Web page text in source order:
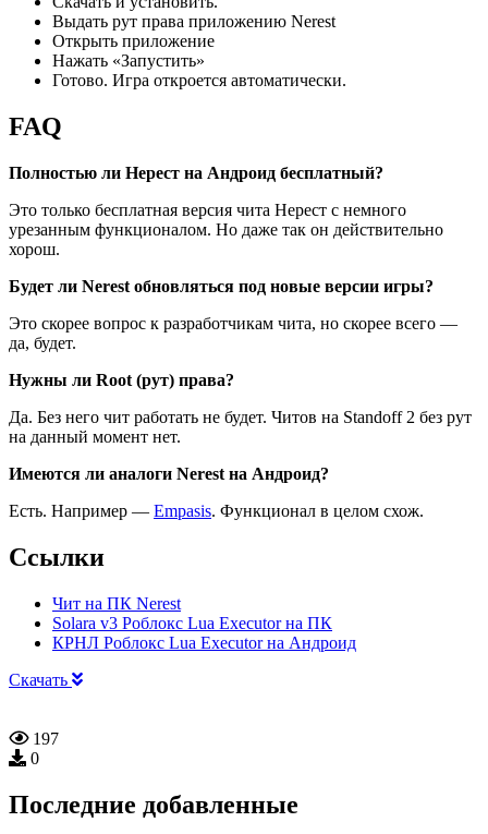
Выдать рут права приложению Nerest
Открыть приложение
Нажать «Запустить»
Готово. Игра откроется автоматически.
FAQ
Полностью ли Нерест на Андроид бесплатный?
Это только бесплатная версия чита Нерест с немного
урезанным функционалом. Но даже так он действительно
хорош.
Будет ли Nerest обновляться под новые версии игры?
Это скорее вопрос к разработчикам чита, но скорее всего —
да, будет.
Нужны ли Root (рут) права?
Да. Без него чит работать не будет. Читов на Standoff 2 без рут
на данный момент нет.
Имеются ли аналоги Nerest на Андроид?
Есть. Например — Empasis. Функционал в целом схож.
Ссылки
Чит на ПК Nerest
Solara v3 Роблокс Lua Executor на ПК
КРНЛ Роблокс Lua Executor на Андроид
Скачать
197
0
Последние добавленные